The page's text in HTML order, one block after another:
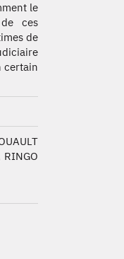
le
ces
de
certain
RINGO